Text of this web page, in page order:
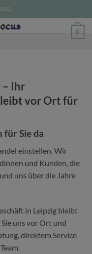
0
Ihr
vor Ort für
Sie da
einstellen. Wir
und Kunden, die
uns über die Jahre
in Leipzig bleibt
uns vor Ort und
direktem Service